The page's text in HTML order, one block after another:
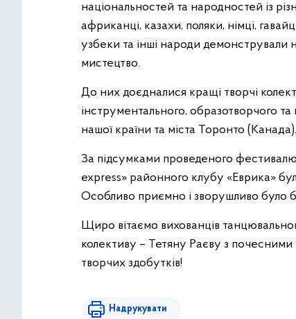
національностей та народностей із
африканці, казахи, поляки, німці,
узбеки та інші народи демонстрували
мистецтво.
До них доєдналися кращі творчі
інструментального, образотворчого та
нашої країни та міста Торонто (Канада).
За підсумками проведеного
express» районного клубу «Еврика»
Особливо приємно і зворушливо було
Щиро вітаємо вихованців
колективу – Тетяну Раєву з
творчих здобутків!
Надрукувати